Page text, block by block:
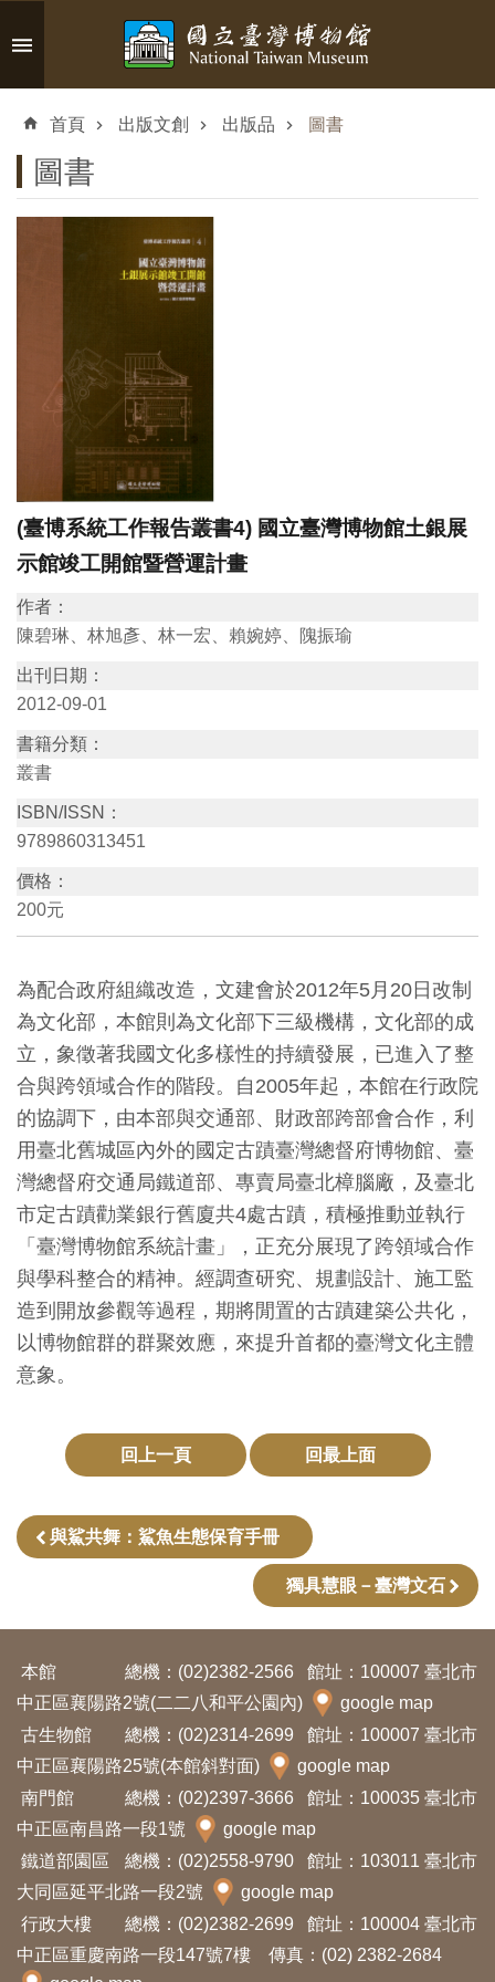
跳到主要內容區塊
搜
訊
展
覽
訊
教
育
活
動
出
文
創
典
藏
研
究
便
民
服
務
資
隱
私
權
與
資
訊
安
全
宣
告
首頁 出版文創 出版品 圖書
圖書
(臺博系統工作報告叢書4) 國立臺灣博物館土銀展
示館竣工開館暨營運計畫
作者：
陳碧琳、林旭彥、林一宏、賴婉婷、隗振瑜
出刊日期：
2012-09-01
書籍分類：
叢書
ISBN/ISSN：
9789860313451
價格：
200元
為配合政府組織改造，文建會於2012年5月20日改制
為文化部，本館則為文化部下三級機構，文化部的成
立，象徵著我國文化多樣性的持續發展，已進入了整
合與跨領域合作的階段。自2005年起，本館在行政院
的協調下，由本部與交通部、財政部跨部會合作，利
用臺北舊城區內外的國定古蹟臺灣總督府博物館、臺
灣總督府交通局鐵道部、專賣局臺北樟腦廠，及臺北
市定古蹟勸業銀行舊廈共4處古蹟，積極推動並執行
「臺灣博物館系統計畫」，正充分展現了跨領域合作
與學科整合的精神。經調查研究、規劃設計、施工監
造到開放參觀等過程，期將閒置的古蹟建築公共化，
以博物館群的群聚效應，來提升首都的臺灣文化主體
意象。
回上一頁 回最上面
與鯊共舞：鯊魚生態保育手冊
獨具慧眼－臺灣文石
本館 總機：(02)2382-2566
館址：100007 臺北市
中正區襄陽路2號(二二八和平公園內)
google map
古生物館
總機：(02)2314-2699
館址：100007 臺北市
中正區襄陽路25號(本館斜對面)
google map
南門館
總機：(02)2397-3666
館址：100035 臺北市
中正區南昌路一段1號
google map
鐵道部園區
總機：(02)2558-9790
館址：103011 臺北市
大同區延平北路一段2號
google map
行政大樓
總機：(02)2382-2699
館址：100004 臺北市
中正區重慶南路一段147號7樓 傳真：(02) 2382-2684